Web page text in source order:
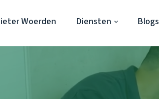
Woerden Diensten Blogs